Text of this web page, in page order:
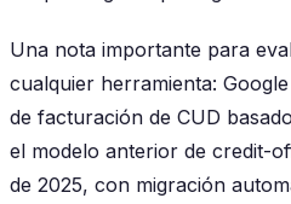
Una nota importante para
cualquier herramienta:
de facturación de CUD
el modelo anterior de credit-
de 2025, con migración